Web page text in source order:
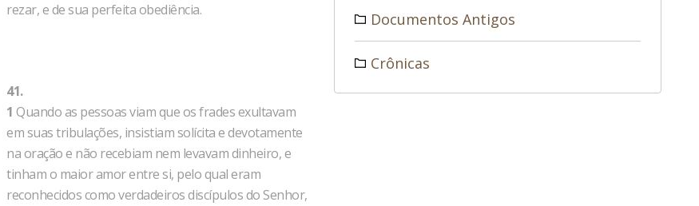
rezar, e de sua perfeita obediência.
41.
1 Quando as pessoas viam que os frades exultavam
em suas tribulações, insistiam solícita e devotamente
na oração e não recebiam nem levavam dinheiro, e
tinham o maior amor entre si, pelo qual eram
reconhecidos como verdadeiros discípulos do Senhor,
Documentos Antigos
Crônicas